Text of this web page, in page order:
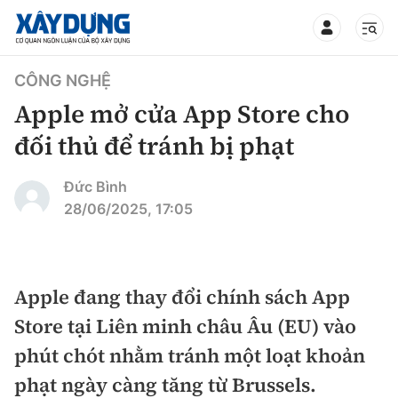
TIN BỘ XÂY DỰNG
CHUYÊN MỤC
Thời sự
Chính trị
Xã hội
Xây dựng
Chỉ đạo điều hành
Giao thông
CÔNG NGHỆ
Apple mở cửa App Store cho
đối thủ để tránh bị phạt
Đức Bình
28/06/2025, 17:05
Apple đang thay đổi chính sách App
Store tại Liên minh châu Âu (EU) vào
phút chót nhằm tránh một loạt khoản
phạt ngày càng tăng từ Brussels.